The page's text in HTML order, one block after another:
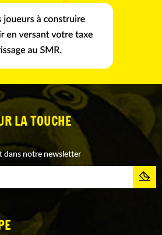
LA TOUCHE
dans notre newsletter